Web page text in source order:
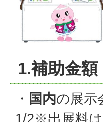
1.補助金額
・ 国内の展示
1/2※出展料は